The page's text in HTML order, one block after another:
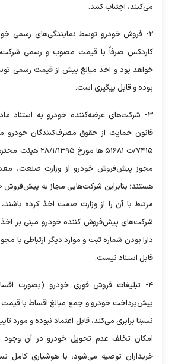
می‌کنند، اجتناب کنند.
۲- فروش خودرو توسط نمایندگی‌های رسمی
کاردکس صرفاً با قیمت مصوب و رسمی
خواهد بود و اخذ مبالغ بیش از قیمت رسمی
بوده و قابل پیگیری است.
قانون حمایت از حقوق مصرف‌کنندگان
۷۴۱۵/ت ۵۱۶۸۱ ها
مجوز پیش‌فروش خودرو از وزارت صنعت،
هستند؛ بنابراین شرکت‌هایی مجاز به
مرتبط با آن را از وزارت صمت اخذ کرده باشند،
شرکت‌های پیش‌فروش‌ کننده خودرو مبنی بر اخذ
دارا بودن شماره ثبت و موارد دیگر ارتباطی با
قابل استناد نیست.
۴- تبلیغات فروش‌ فوری خودرو (بصورت
پیش‌پرداخت خودرو و جمع مبالغ اقساط با قیمت
نسبتا برابری می‌کند، قابل اعتماد نبوده و مورد
امکان تخلف عدم تحویل خودرو در آن وجود
خریداران توصیه می‌شود، با هوشیاری کامل